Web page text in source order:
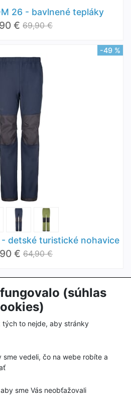
(súhlas
tých to nejde, aby stránky
sme vedeli, čo na webe robíte a
sme Vás neobťažovali
M 26 - bavlnené tepláky
€ 69,90 €
-49 %
- detské turistické nohavice
€ 64,90 €
1
ďalej
OBCHOD